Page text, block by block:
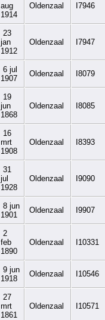
aug
1914
Oldenzaal I7946
23
jan
1912
Oldenzaal I7947
6 jul
1907
Oldenzaal I8079
19
jun
1868
Oldenzaal I8085
16
mrt
1908
Oldenzaal I8393
31
jul
1928
Oldenzaal I9090
8 jun
1901
Oldenzaal I9907
2
feb
1890
Oldenzaal I10331
9 jun
1918
Oldenzaal I10546
27
mrt
1861
Oldenzaal I10571